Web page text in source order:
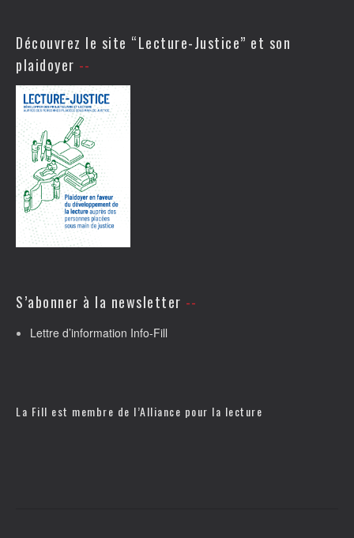
Découvrez le site “Lecture-Justice” et son
plaidoyer
S’abonner à la newsletter
Lettre d’information Info-Fill
La Fill est membre de l’Alliance pour la lecture